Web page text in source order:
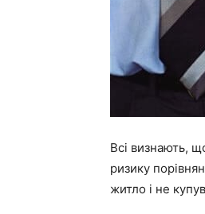
Всі визнають,
ризику
житло і не